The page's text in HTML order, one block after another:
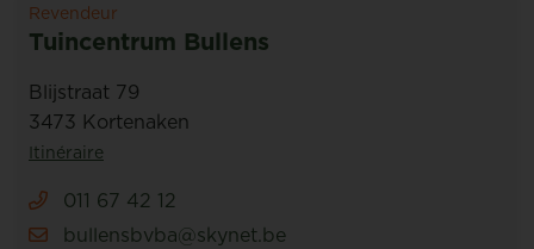
Revendeur
Tuincentrum Bullens
Blijstraat 79
3473 Kortenaken
Itinéraire
011 67 42 12
bullensbvba@skynet.be